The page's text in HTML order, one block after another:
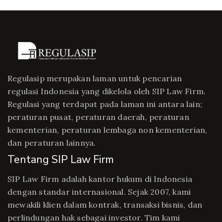
Regulasip merupakan laman untuk pencarian
regulasi Indonesia yang dikelola oleh SIP Law Firm.
Regulasi yang terdapat pada laman ini antara lain;
peraturan pusat, peraturan daerah, peraturan
kementerian, peraturan lembaga non kementerian,
dan peraturan lainnya.
Tentang SIP Law Firm
SIP Law Firm adalah kantor hukum di Indonesia
dengan standar internasional. Sejak 2007, kami
mewakili klien dalam kontrak, transaksi bisnis, dan
perlindungan hak sebagai investor. Tim kami